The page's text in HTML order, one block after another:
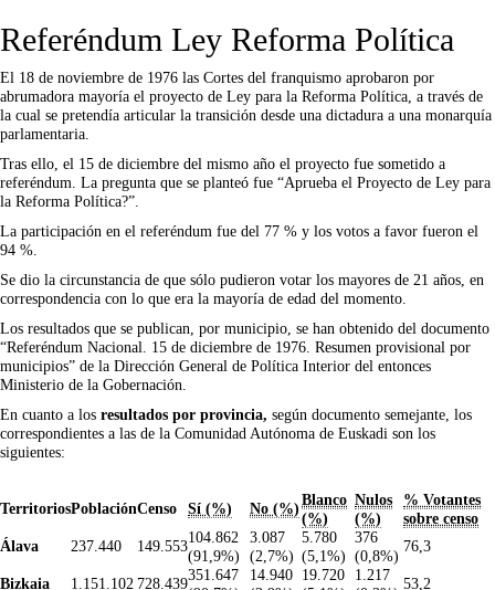
Referéndum Ley Reforma Política
El 18 de noviembre de 1976 las Cortes del franquismo aprobaron por
abrumadora mayoría el proyecto de Ley para la Reforma Política, a través de
la cual se pretendía articular la transición desde una dictadura a una monarquía
parlamentaria.
Tras ello, el 15 de diciembre del mismo año el proyecto fue sometido a
referéndum. La pregunta que se planteó fue “Aprueba el Proyecto de Ley para
la Reforma Política?”.
La participación en el referéndum fue del 77 % y los votos a favor fueron el
94 %.
Se dio la circunstancia de que sólo pudieron votar los mayores de 21 años, en
correspondencia con lo que era la mayoría de edad del momento.
Los resultados que se publican, por municipio, se han obtenido del documento
“Referéndum Nacional. 15 de diciembre de 1976. Resumen provisional por
municipios” de la Dirección General de Política Interior del entonces
Ministerio de la Gobernación.
En cuanto a los resultados por provincia, según documento semejante, los
correspondientes a las de la Comunidad Autónoma de Euskadi son los
siguientes:
TerritoriosPoblaciónCenso Sí (%) No (%)Blanco
(%)
Nulos
(%)
% Votantes
sobre censo
Álava
237.440 149.553104.862
(91,9%)
3.087
(2,7%)
5.780
(5,1%)
376
(0,8%)
76,3
Bizkaia 1.151.102 728.439351.647
14.940 19.720
1.217
53,2